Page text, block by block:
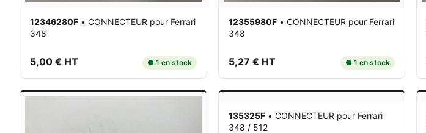
12346280F • CONNECTEUR pour Ferrari
348
5,00 € HT ● 1 en stock
12355980F • CONNECTEUR pour Ferrari
348
5,27 € HT ● 1 en stock
135325F • CONNECTEUR pour Ferrari
348 / 512